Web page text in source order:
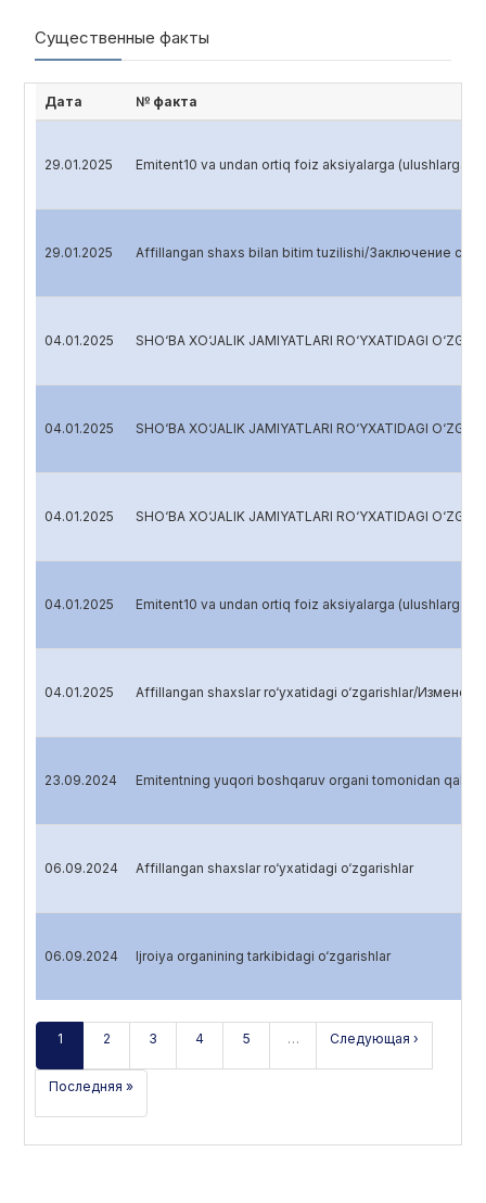
Существенные факты
Дата № факта
29.01.2025 Emitent10 va undan ortiq foiz aksiyalarga (ulushlarga,
29.01.2025 Affillangan shaxs bilan bitim tuzilishi/Заключение
04.01.2025 SHO‘BA XO‘JALIK JAMIYATLARI RO‘YXATIDAGI
04.01.2025 SHO‘BA XO‘JALIK JAMIYATLARI RO‘YXATIDAGI
04.01.2025 SHO‘BA XO‘JALIK JAMIYATLARI RO‘YXATIDAGI
04.01.2025 Emitent10 va undan ortiq foiz aksiyalarga (ulushlarga,
04.01.2025 Affillangan shaxslar ro‘yxatidagi o‘zgarishlar/
23.09.2024 Emitentning yuqori boshqaruv organi tomonidan qabul
06.09.2024 Affillangan shaxslar ro‘yxatidagi o‘zgarishlar
06.09.2024 Ijroiya organining tarkibidagi o‘zgarishlar
1 2 3 4 5 … Следующая ›
Последняя »